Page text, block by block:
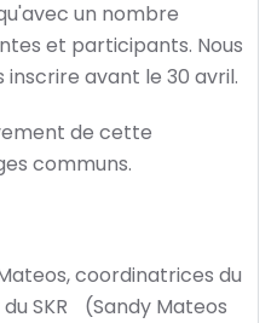
un nombre
et participants. Nous
inscrire avant le 30 avril.
de cette
communs.
coordinatrices du
SKR (Sandy Mateos